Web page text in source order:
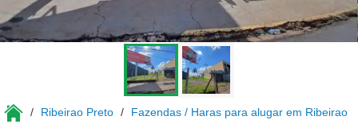
Ribeirao Preto
Fazendas / Haras para alugar em Ribeirao